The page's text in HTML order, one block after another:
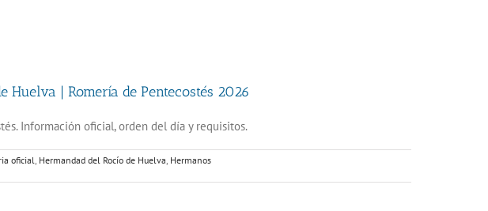
Huelva | Romería de Pentecostés 2026
Información oficial, orden del día y requisitos.
oficial Hermandad del Rocío de Huelva Hermanos